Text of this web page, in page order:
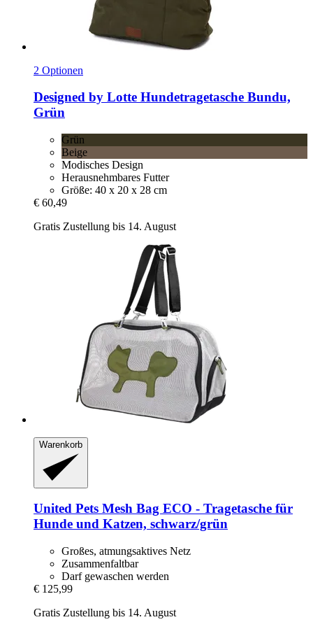
2 Optionen
Designed by Lotte Hundetragetasche Bundu,
Grün
Grün
Beige
Modisches Design
Herausnehmbares Futter
Größe: 40 x 20 x 28 cm
€ 60,49
Gratis Zustellung bis 14. August
Warenkorb
United Pets Mesh Bag ECO -​ Tragetasche für
Hunde und Katzen, schwarz/grün
Großes, atmungsaktives Netz
Zusammenfaltbar
Darf gewaschen werden
€ 125,99
Gratis Zustellung bis 14. August